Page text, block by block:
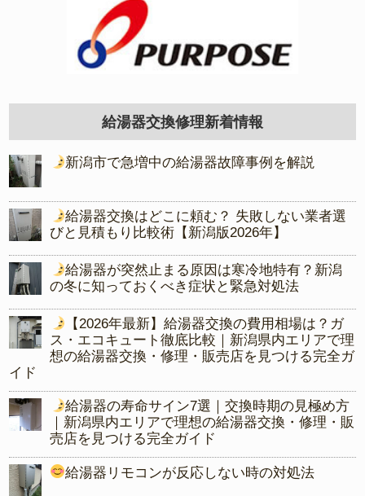
給湯器交換修理新着情報
新潟市で急増中の給湯器故障事例を解説
給湯器交換はどこに頼む？ 失敗しない業者選
びと見積もり比較術【新潟版2026年】
給湯器が突然止まる原因は寒冷地特有？新潟
の冬に知っておくべき症状と緊急対処法
【2026年最新】給湯器交換の費用相場は？ガ
ス・エコキュート徹底比較｜新潟県内エリアで理
想の給湯器交換・修理・販売店を見つける完全ガ
イド
給湯器の寿命サイン7選｜交換時期の見極め方
｜新潟県内エリアで理想の給湯器交換・修理・販
売店を見つける完全ガイド
給湯器リモコンが反応しない時の対処法